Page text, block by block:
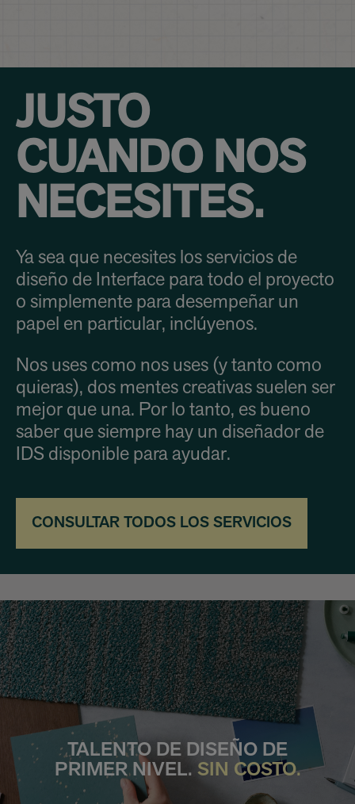
JUSTO
CUANDO NOS
NECESITES.
Ya sea que necesites los servicios de
diseño de Interface para todo el proyecto
o simplemente para desempeñar un
papel en particular, inclúyenos.
Nos uses como nos uses (y tanto como
quieras), dos mentes creativas suelen ser
mejor que una. Por lo tanto, es bueno
saber que siempre hay un diseñador de
IDS disponible para ayudar.
CONSULTAR TODOS LOS SERVICIOS
TALENTO DE DISEÑO DE
PRIMER NIVEL. SIN COSTO.